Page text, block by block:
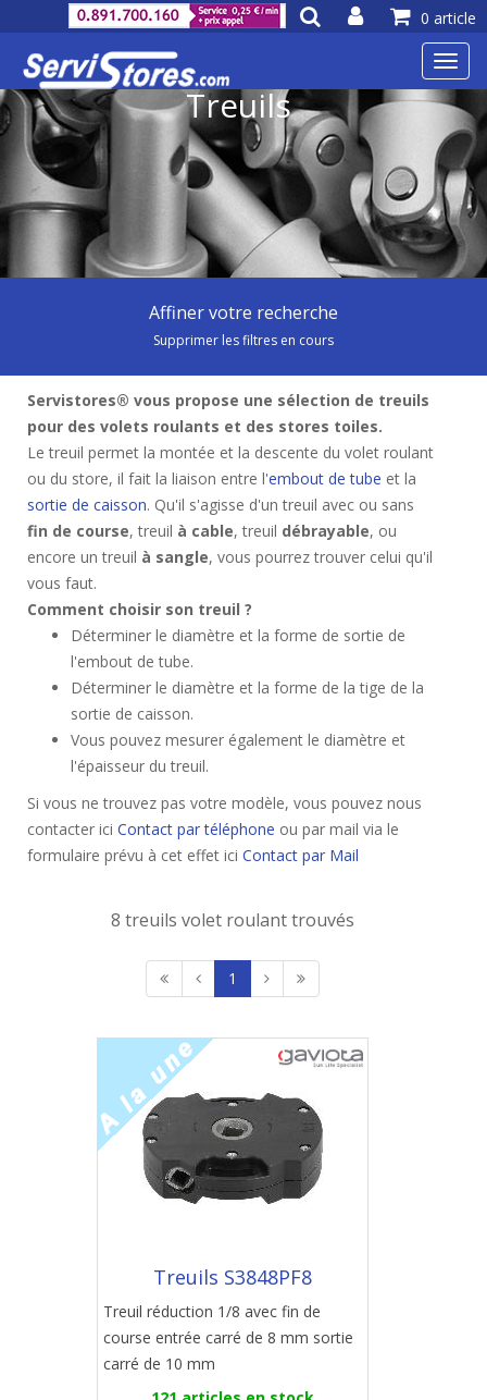
0 article
Treuils
Affiner votre recherche
Supprimer les filtres en cours
Servistores® vous propose une sélection de treuils
pour des volets roulants et des stores toiles.
Le treuil permet la montée et la descente du volet roulant
ou du store, il fait la liaison entre l'embout de tube et la
sortie de caisson. Qu'il s'agisse d'un treuil avec ou sans
fin de course, treuil à cable, treuil débrayable, ou
encore un treuil à sangle, vous pourrez trouver celui qu'il
vous faut.
Comment choisir son treuil ?
Déterminer le diamètre et la forme de sortie de
l'embout de tube.
Déterminer le diamètre et la forme de la tige de la
sortie de caisson.
Vous pouvez mesurer également le diamètre et
l'épaisseur du treuil.
Si vous ne trouvez pas votre modèle, vous pouvez nous
contacter ici Contact par téléphone ou par mail via le
formulaire prévu à cet effet ici Contact par Mail
8 treuils volet roulant trouvés
1
Treuils S3848PF8
Treuil réduction 1/8 avec fin de
course entrée carré de 8 mm sortie
carré de 10 mm